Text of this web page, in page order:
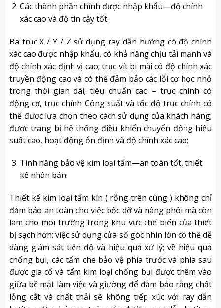
Các thành phần chính được nhập khẩu—độ chính
xác cao và độ tin cậy tốt:
Ba trục X / Y / Z sử dụng ray dẫn hướng có độ chính
xác cao được nhập khẩu, có khả năng chịu tải mạnh và
độ chính xác định vị cao; trục vít bi mài có độ chính xác
truyền động cao và có thể đảm bảo các lỗi cơ học nhỏ
trong thời gian dài; tiêu chuẩn cao – trục chính có
động cơ, trục chính Công suất và tốc độ trục chính có
thể được lựa chọn theo cách sử dụng của khách hàng;
được trang bị hệ thống điều khiển chuyển động hiệu
suất cao, hoạt động ổn định và độ chính xác cao;
Tính năng bảo vệ kim loại tấm—an toàn tốt, thiết
kế nhân bản:
Thiết kế kim loại tấm kín ( rỗng trên cùng ) không chỉ
đảm bảo an toàn cho việc bốc dỡ và nâng phôi mà còn
làm cho môi trường trong khu vực chế biến của thiết
bị sạch hơn; việc sử dụng cửa sổ góc nhìn lớn có thể dễ
dàng giám sát tiến độ và hiệu quả xử lý; về hiệu quả
chống bụi, các tấm che bảo vệ phía trước và phía sau
được gia cố và tấm kim loại chống bụi được thêm vào
giữa bề mặt làm việc và giường để đảm bảo rằng chất
lỏng cắt và chất thải sẽ không tiếp xúc với ray dẫn